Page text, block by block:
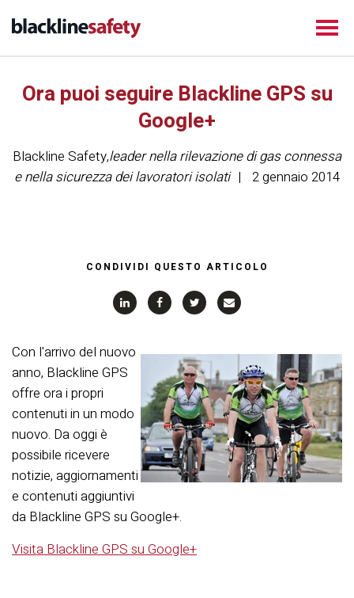
Ora puoi seguire Blackline GPS su
Google+
Blackline Safety,leader nella rilevazione di gas connessa
e nella sicurezza dei lavoratori isolati
2 gennaio 2014
CONDIVIDI QUESTO ARTICOLO
Con l'arrivo del nuovo
anno, Blackline GPS
offre ora i propri
contenuti in un modo
nuovo. Da oggi è
possibile ricevere
notizie, aggiornamenti
e contenuti aggiuntivi
da Blackline GPS su Google+.
Visita Blackline GPS su Google+